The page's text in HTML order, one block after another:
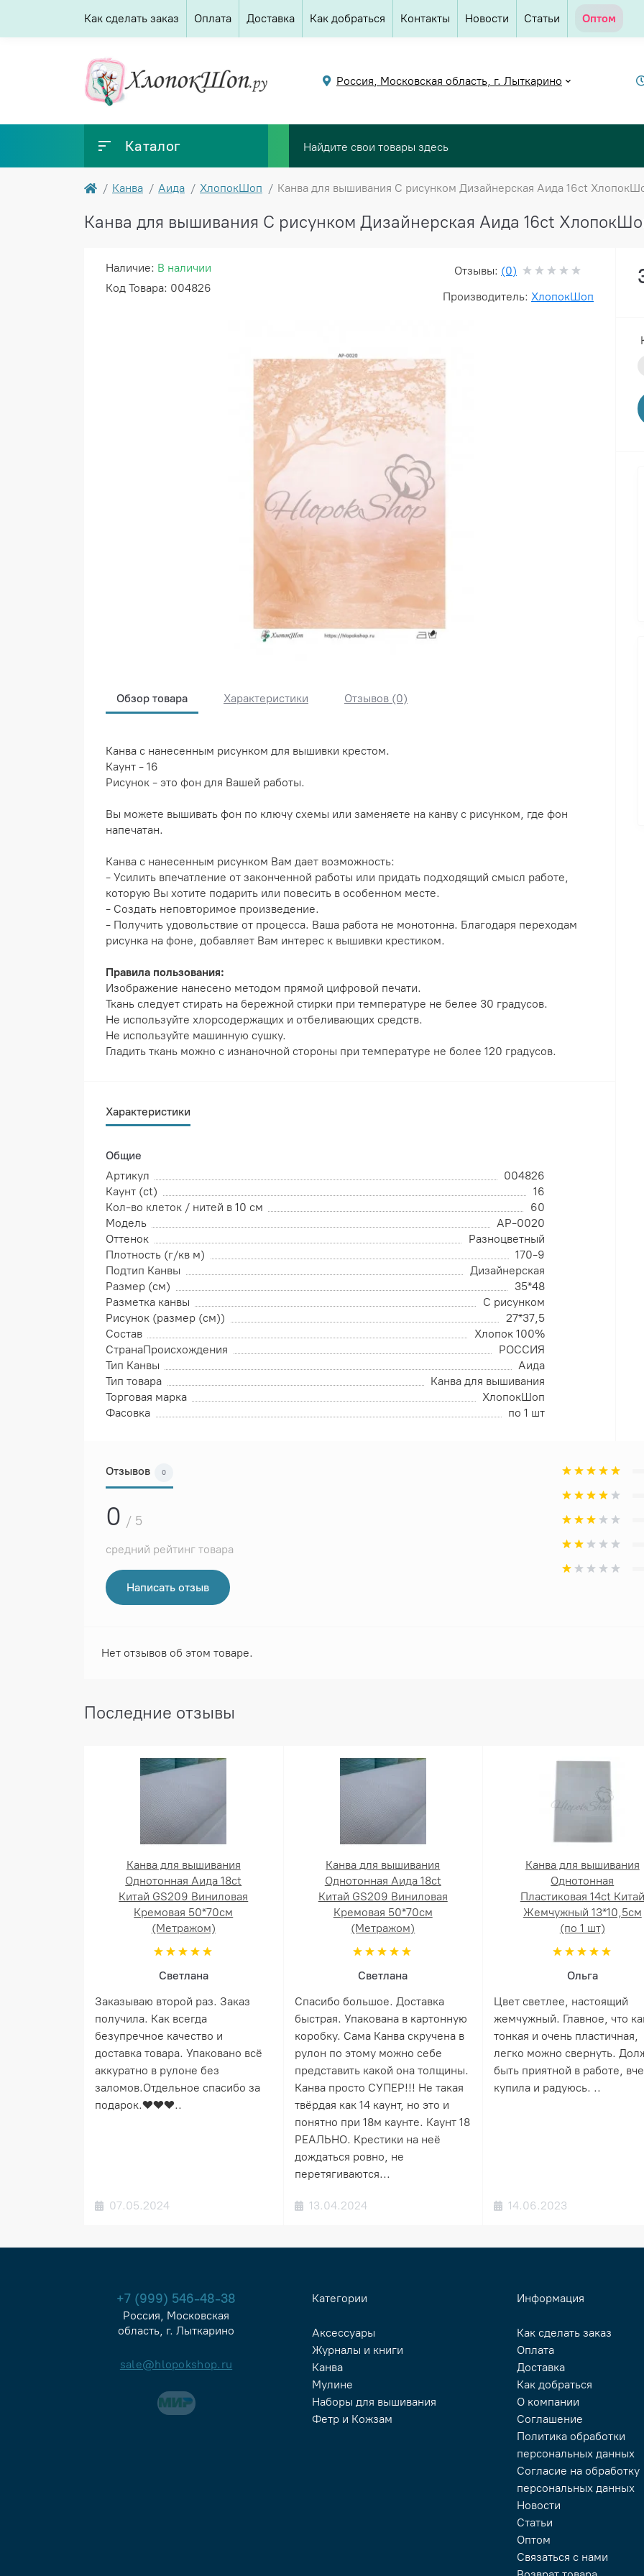
Как сделать заказ Оплата Доставка Как добраться Контакты Новости Статьи Оптом
Россия, Московская область, г. Лыткарино
Каталог
Канва Аида ХлопокШоп Канва для вышивания С рисунком Дизайнерская Аида 16ct
Канва для вышивания С рисунком Дизайнерская Аида 16ct
Наличие: В наличии
Код Товара: 004826
Отзывы: (0)
Производитель: ХлопокШоп
Обзор товара Характеристики Отзывов (0)
Канва с нанесенным рисунком для вышивки крестом.
Каунт - 16
Рисунок - это фон для Вашей работы.
Вы можете вышивать фон по ключу схемы или заменяете на канву с рисунком, где фон
напечатан.
Канва с нанесенным рисунком Вам дает возможность:
- Усилить впечатление от законченной работы или придать подходящий смысл работе,
которую Вы хотите подарить или повесить в особенном месте.
- Создать неповторимое произведение.
- Получить удовольствие от процесса. Ваша работа не монотонна. Благодаря переходам
рисунка на фоне, добавляет Вам интерес к вышивки крестиком.
Правила пользования:
Изображение нанесено методом прямой цифровой печати.
Ткань следует стирать на бережной стирки при температуре не белее 30 градусов.
Не используйте хлорсодержащих и отбеливающих средств.
Не используйте машинную сушку.
Гладить ткань можно с изнаночной стороны при температуре не более 120 градусов.
Характеристики
Общие
Артикул
004826
Каунт (ct)
16
Кол-во клеток / нитей в 10 см
60
Модель
АР-0020
Оттенок
Разноцветный
Плотность (г/кв м)
170-9
Подтип Канвы
Дизайнерская
Размер (см)
35*48
Разметка канвы
С рисунком
Рисунок (размер (см))
27*37,5
Состав
Хлопок 100%
СтранаПроисхождения
РОССИЯ
Тип Канвы
Аида
Тип товара
Канва для вышивания
Торговая марка
ХлопокШоп
Фасовка
по 1 шт
Отзывов 0
0 / 5
средний рейтинг товара
Написать отзыв
Нет отзывов об этом товаре.
Последние отзывы
Канва для вышивания
Однотонная Аида 18ct
Китай GS209 Виниловая
Кремовая 50*70см
(Метражом)
Светлана
Заказываю второй раз. Заказ
получила. Как всегда
безупречное качество и
доставка товара. Упаковано всё
аккуратно в рулоне без
заломов.Отдельное спасибо за
подарок.❤️❤️❤️..
07.05.2024
Канва для вышивания
Однотонная Аида 18ct
Китай GS209 Виниловая
Кремовая 50*70см
(Метражом)
Светлана
Спасибо большое. Доставка
быстрая. Упакована в картонную
коробку. Сама Канва скручена в
рулон по этому можно себе
представить какой она толщины.
Канва просто СУПЕР!!! Не такая
твёрдая как 14 каунт, но это и
понятно при 18м каунте. Каунт 18
РЕАЛЬНО. Крестики на неё
дождаться ровно, не
перетягиваются...
13.04.2024
Канва для вышивания
Однотонная
Пластиковая 14ct Китай
Жемчужный 13*10,5см
(по 1 шт)
Ольга
Цвет светлее, настоящий
жемчужный. Главное, что
тонкая и очень пластичная,
легко можно свернуть.
быть приятной в работе,
купила и радуюсь. ..
14.06.2023
+7 (999) 546-48-38
Россия, Московская
область, г. Лыткарино
sale@hlopokshop.ru
Категории
Аксессуары
Журналы и книги
Канва
Мулине
Наборы для вышивания
Фетр и Кожзам
Информация
Как сделать заказ
Оплата
Доставка
Как добраться
О компании
Соглашение
Политика обработки
персональных данных
Согласие на обработку
персональных данных
Новости
Статьи
Оптом
Связаться с нами